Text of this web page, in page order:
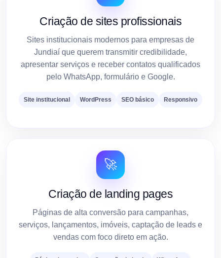
Criação de sites profissionais
Sites institucionais modernos para empresas de
Jundiaí que querem transmitir credibilidade,
apresentar serviços e receber contatos qualificados
pelo WhatsApp, formulário e Google.
Site institucional WordPress SEO básico Responsivo
🚀
Criação de landing pages
Páginas de alta conversão para campanhas,
serviços, lançamentos, imóveis, captação de leads e
vendas com foco direto em ação.